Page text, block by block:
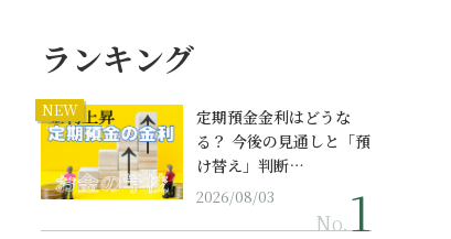
ランキング
NEW
定期預金金利はどうな
る？ 今後の見通しと「預
け替え」判断…
2026/08/03
No.